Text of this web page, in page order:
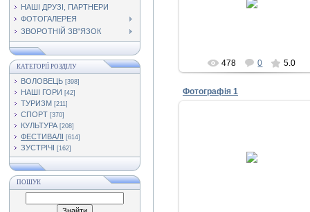
НАШІ ДРУЗІ, ПАРТНЕРИ
ФОТОГАЛЕРЕЯ
ЗВОРОТНІЙ ЗВ"ЯЗОК
КАТЕГОРІЇ РОЗДІЛУ
ВОЛОВЕЦЬ [398]
НАШІ ГОРИ [42]
ТУРИЗМ [211]
СПОРТ [370]
КУЛЬТУРА [208]
ФЕСТИВАЛІ [614]
ЗУСТРІЧІ [162]
ПОШУК
478 0 5.0
Фотографія 1